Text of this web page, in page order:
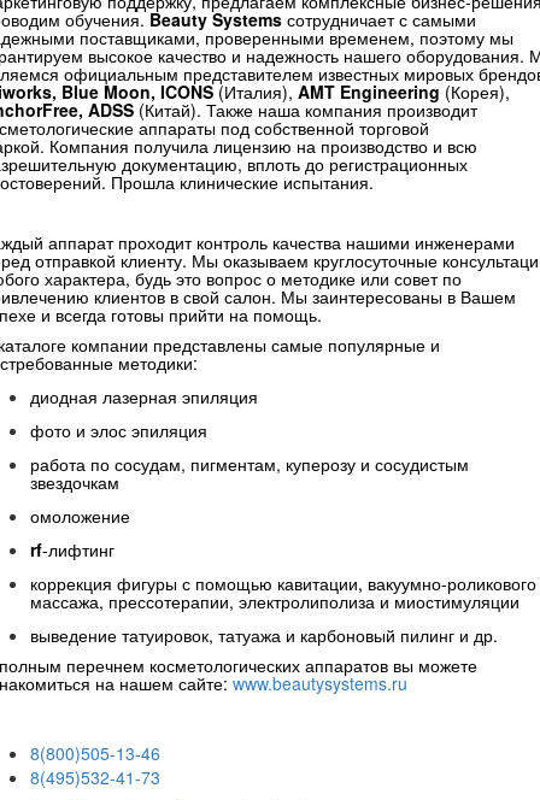
обучения. Beauty Systems сотрудничает с самыми
поставщиками, проверенными временем, поэтому мы
высокое качество и надежность нашего оборудования.
официальным представителем известных мировых
Blue Moon, ICONS(Италия), AMT Engineering (Корея),
ADSS (Китай). Также наша компания производит
аппараты под собственной торговой
Компания получила лицензию на производство и всю
документацию, вплоть до регистрационных
Прошла клинические испытания.
аппарат проходит контроль качества нашими инженерами
отправкой клиенту. Мы оказываем круглосуточные
характера, будь это вопрос о методике или совет по
клиентов в свой салон. Мы заинтересованы в Вашем
и всегда готовы прийти на помощь.
компании представлены самые популярные и
методики:
диодная лазерная эпиляция
фото и элос эпиляция
работа по сосудам, пигментам, куперозу и сосудистым
звездочкам
омоложение
rf-лифтинг
коррекция фигуры с помощью кавитации, вакуумно-роликового
массажа, прессотерапии, электролиполиза и миостимуляции
выведение татуировок, татуажа и карбоновый пилинг и др.
перечнем косметологических аппаратов вы можете
на нашем сайте: www.beautysystems.ru
8(800)505-13-46
8(495)532-41-73